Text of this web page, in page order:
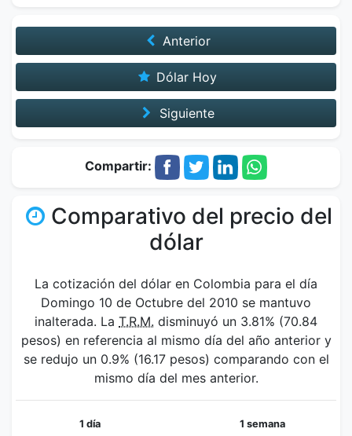
Anterior
Dólar Hoy
Siguiente
Compartir:
Comparativo del precio del
dólar
La cotización del dólar en Colombia para el día
Domingo 10 de Octubre del 2010 se mantuvo
inalterada. La T.R.M. disminuyó un 3.81% (70.84
pesos) en referencia al mismo día del año anterior y
se redujo un 0.9% (16.17 pesos) comparando con el
mismo día del mes anterior.
1 día
1 semana